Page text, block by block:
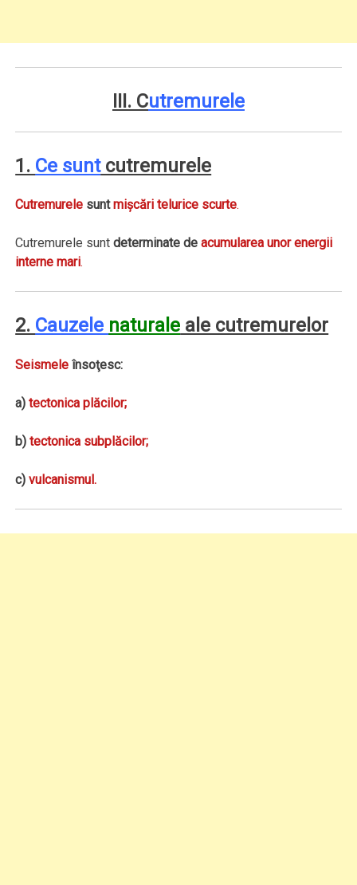
III. Cutremurele
1. Ce suntcutremurele
Cutremurele suntmişcări telurice scurte.
Cutremurele suntdeterminate de acumularea unor energii
interne mari.
2. Cauzele naturale ale cutremurelor
Seismele însoţesc:
a)tectonica plăcilor;
b)tectonica subplăcilor;
c)vulcanismul.